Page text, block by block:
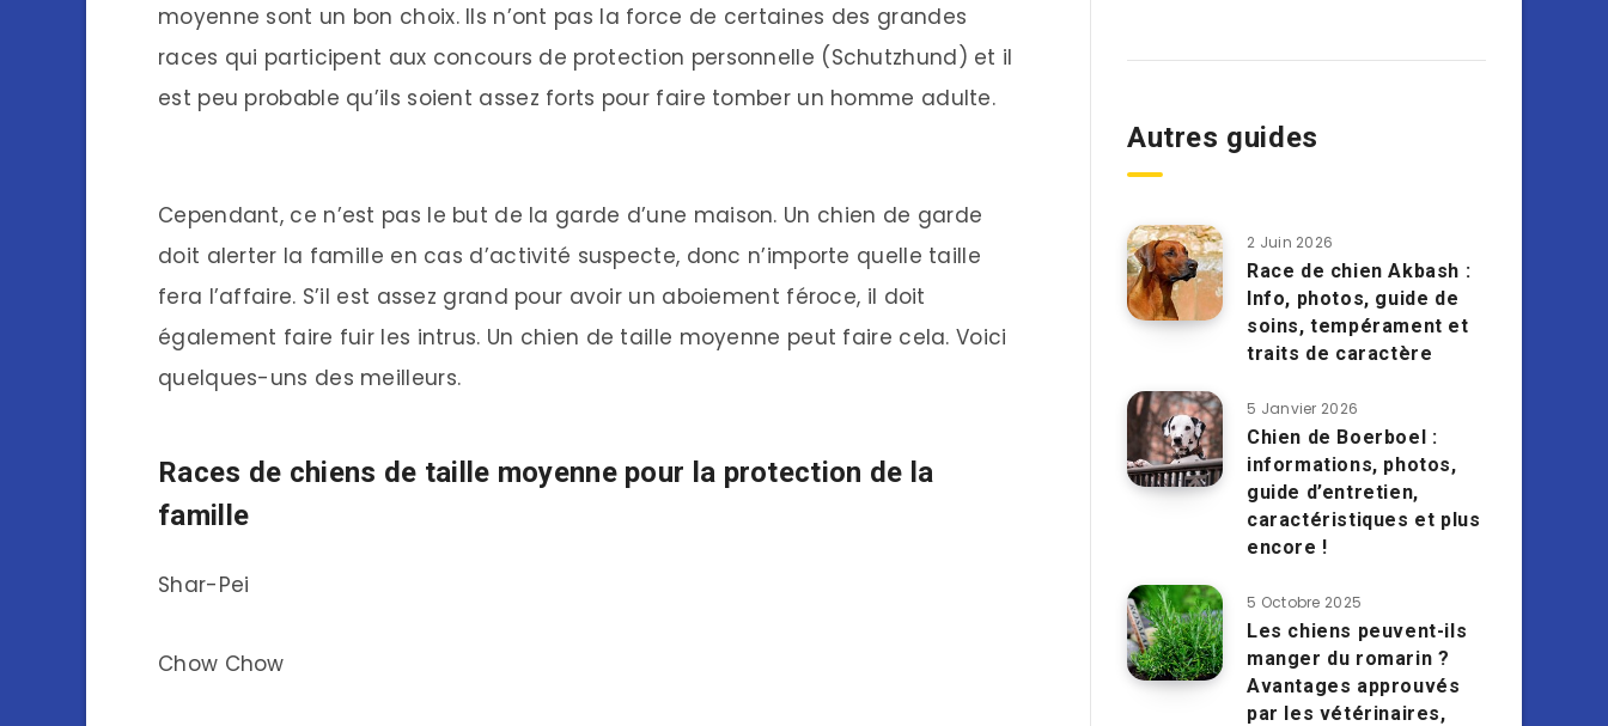
moyenne sont un bon choix. Ils n’ont pas la force de certaines des grandes
races qui participent aux concours de protection personnelle (Schutzhund) et il
est peu probable qu’ils soient assez forts pour faire tomber un homme adulte.
Cependant, ce n’est pas le but de la garde d’une maison. Un chien de garde
doit alerter la famille en cas d’activité suspecte, donc n’importe quelle taille
fera l’affaire. S’il est assez grand pour avoir un aboiement féroce, il doit
également faire fuir les intrus. Un chien de taille moyenne peut faire cela. Voici
quelques-uns des meilleurs.
Races de chiens de taille moyenne pour la protection de la
famille
Shar-Pei
Chow Chow
Autres guides
2 Juin 2026
Race de chien Akbash :
Info, photos, guide de
soins, tempérament et
traits de caractère
5 Janvier 2026
Chien de Boerboel :
informations, photos,
guide d’entretien,
caractéristiques et plus
encore !
5 Octobre 2025
Les chiens peuvent-ils
manger du romarin ?
Avantages approuvés
par les vétérinaires,